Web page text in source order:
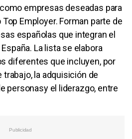
empresas deseadas para
Employer. Forman parte de
españolas que integran el
La lista se elabora
diferentes que incluyen, por
la adquisición de
personasy el liderazgo, entre